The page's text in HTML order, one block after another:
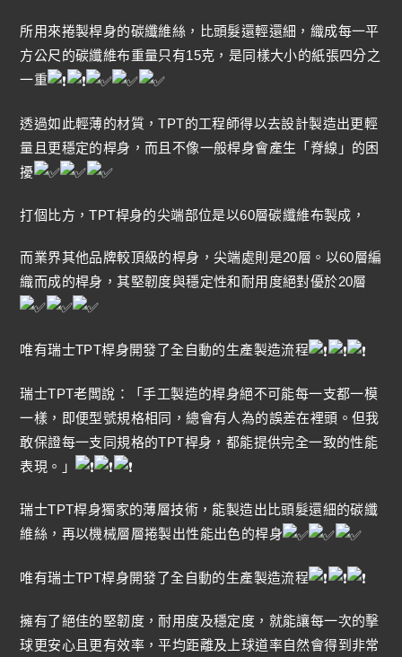
所用來捲製桿身的碳纖維絲，比頭髮還輕還細，織成每一平
方公尺的碳纖維布重量只有15克，是同樣大小的紙張四分之
一重
透過如此輕薄的材質，TPT的工程師得以去設計製造出更輕
量且更穩定的桿身，而且不像一般桿身會產生「脊線」的困
擾
打個比方，TPT桿身的尖端部位是以60層碳纖維布製成，
而業界其他品牌較頂級的桿身，尖端處則是20層。以60層編
織而成的桿身，其堅韌度與穩定性和耐用度絕對優於20層
唯有瑞士TPT桿身開發了全自動的生產製造流程
瑞士TPT老闆說：「手工製造的桿身絕不可能每一支都一模
一樣，即便型號規格相同，總會有人為的誤差在裡頭。但我
敢保證每一支同規格的TPT桿身，都能提供完全一致的性能
表現。」
瑞士TPT桿身獨家的薄層技術，能製造出比頭髮還細的碳纖
維絲，再以機械層層捲製出性能出色的桿身
唯有瑞士TPT桿身開發了全自動的生產製造流程
擁有了絕佳的堅韌度，耐用度及穩定度，就能讓每一次的擊
球更安心且更有效率，平均距離及上球道率自然會得到非常